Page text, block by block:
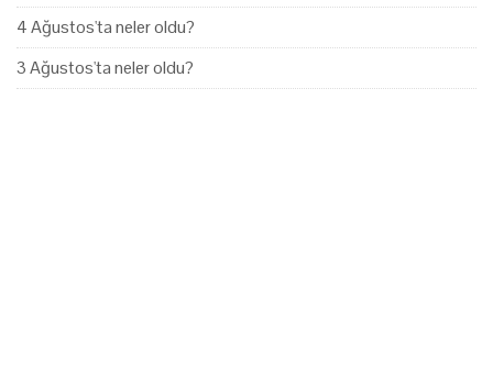
4 Ağustos'ta neler oldu?
3 Ağustos'ta neler oldu?